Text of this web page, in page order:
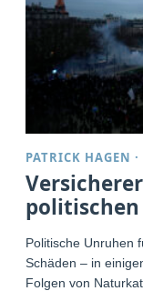
PATRICK HAGEN ·
politischen
Politische Unruhen
Schäden – in
Folgen von